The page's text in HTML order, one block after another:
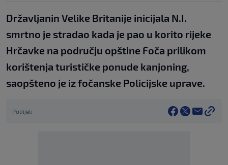
Državljanin Velike Britanije inicijala N.I.
smrtno je stradao kada je pao u korito rijeke
Hrčavke na području opštine Foča prilikom
korištenja turističke ponude kanjoning,
saopšteno je iz fočanske Policijske uprave.
Podijeli